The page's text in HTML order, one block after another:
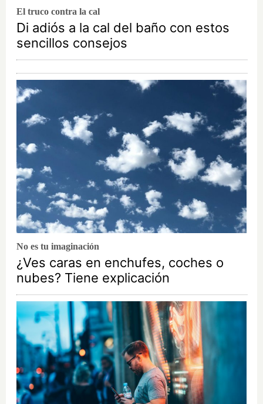
El truco contra la cal
Di adiós a la cal del baño con estos
sencillos consejos
No es tu imaginación
¿Ves caras en enchufes, coches o
nubes? Tiene explicación